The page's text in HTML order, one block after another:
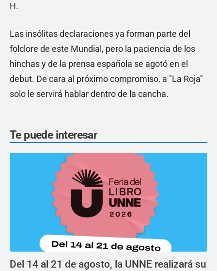
H.
Las insólitas declaraciones ya forman parte del
folclore de este Mundial, pero la paciencia de los
hinchas y de la prensa española se agotó en el
debut. De cara al próximo compromiso, a "La Roja"
solo le servirá hablar dentro de la cancha.
Te puede interesar
Del 14 al 21 de agosto, la UNNE realizará su